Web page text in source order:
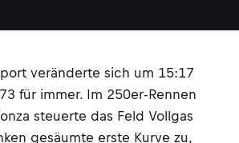
veränderte sich um 15:17
für immer. Im 250er-Rennen
steuerte das Feld Vollgas
gesäumte erste Kurve zu,